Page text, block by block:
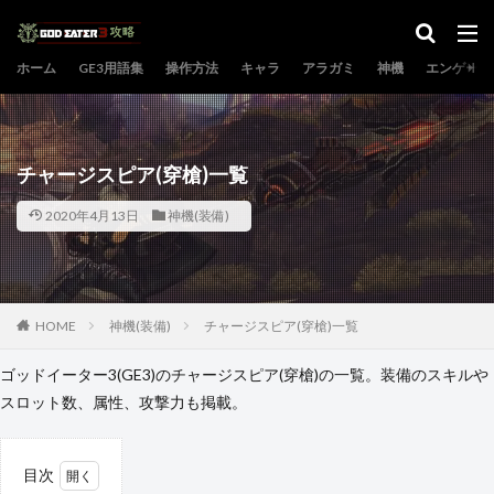
ホーム GE3用語集 操作方法 キャラ アラガミ 神機 エンゲージ
チャージスピア(穿槍)一覧
2020年4月13日 神機(装備)
HOME 神機(装備) チャージスピア(穿槍)一覧
ゴッドイーター3(GE3)のチャージスピア(穿槍)の一覧。装備のスキルや
スロット数、属性、攻撃力も掲載。
目次
カテゴリー
検索